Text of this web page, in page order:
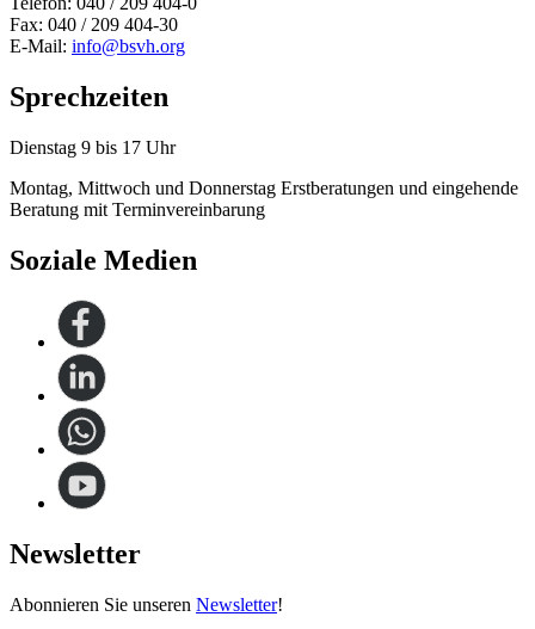
Fax: 040 / 209 404-30
E-Mail: info@bsvh.org
Sprechzeiten
Dienstag 9 bis 17 Uhr
Montag, Mittwoch und Donnerstag Erstberatungen und eingehende
Beratung mit Terminvereinbarung
Soziale Medien
Newsletter
Abonnieren Sie unseren Newsletter!